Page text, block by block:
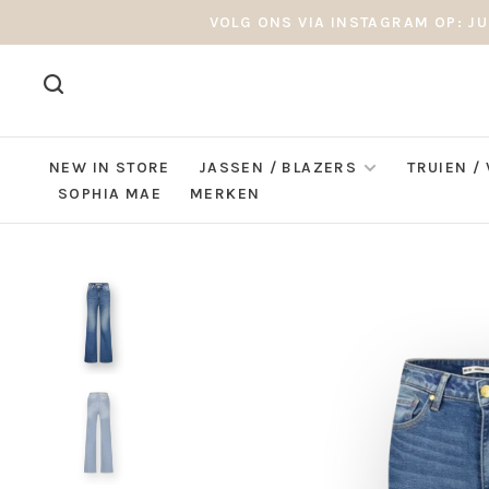
VOLG ONS VIA INSTAGRAM OP:
NEW IN STORE JASSEN / BLAZERS
TRUIEN /
SOPHIA MAE
MERKEN